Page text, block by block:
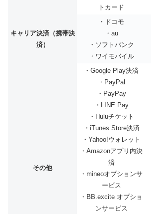
トカード
キャリア決済（携帯決
済）
・ドコモ
・au
・ソフトバンク
・ワイモバイル
その他
・Google Play決済
・PayPal
・PayPay
・LINE Pay
・Huluチケット
・iTunes Store決済
・Yahoo!ウォレット
・Amazonアプリ内決
済
・mineoオプションサ
ービス
・BB.excite オプショ
ンサービス